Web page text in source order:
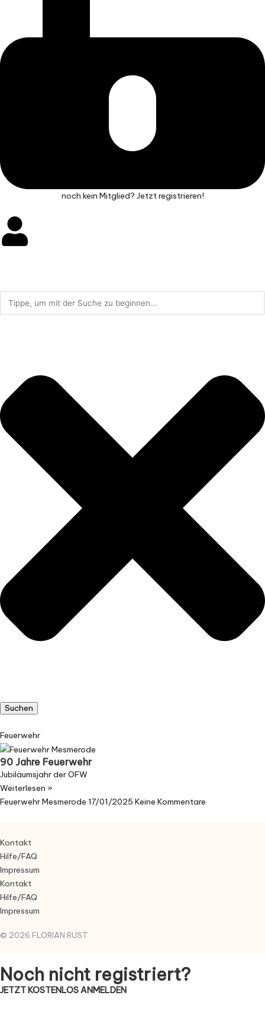
noch kein Mitglied? Jetzt registrieren!
Suchen
Feuerwehr
90 Jahre Feuerwehr
Jubiläumsjahr der OFW
Weiterlesen »
Feuerwehr Mesmerode 17/01/2025 Keine Kommentare
Kontakt
Hilfe/FAQ
Impressum
Kontakt
Hilfe/FAQ
Impressum
© 2026 FLORIAN RUST
Noch nicht registriert?
JETZT KOSTENLOS ANMELDEN